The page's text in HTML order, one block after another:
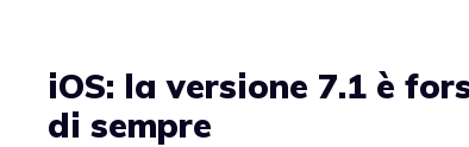
iOS: la versione 7.1 è
di sempre